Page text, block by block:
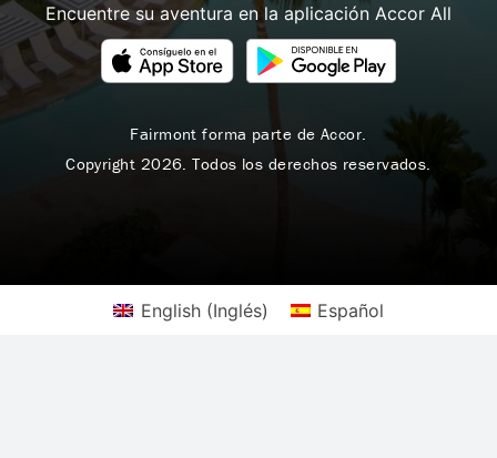
Encuentre su aventura en la aplicación Accor All
Fairmont forma parte de Accor.
Copyright 2026. Todos los derechos reservados.
English(Inglés) Español